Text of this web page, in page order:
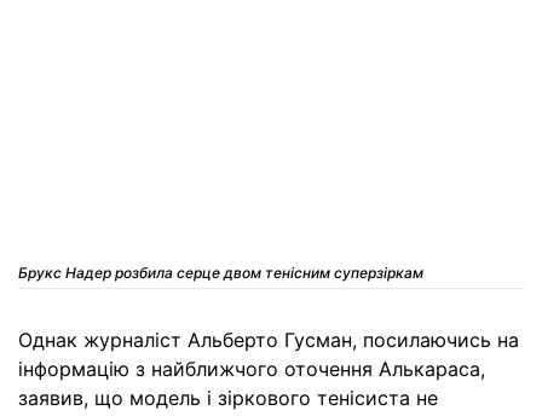
Брукс Надер розбила серце двом тенісним суперзіркам
Однак журналіст Альберто Гусман, посилаючись на
інформацію з найближчого оточення Алькараса,
заявив, що модель і зіркового тенісиста не